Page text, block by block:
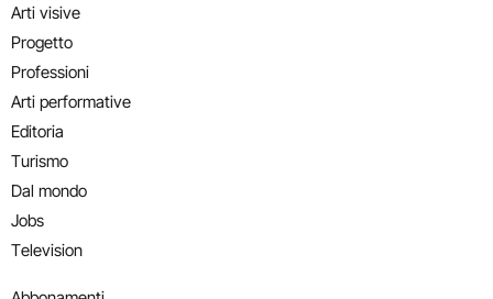
Arti visive
Progetto
Professioni
Arti performative
Editoria
Turismo
Dal mondo
Jobs
Television